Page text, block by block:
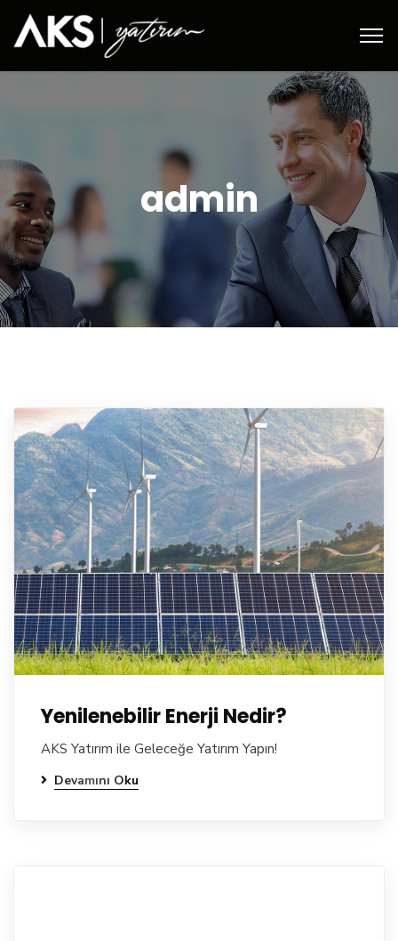
admin
Yenilenebilir Enerji Nedir?
AKS Yatırım ile Geleceğe Yatırım Yapın!
Devamını Oku